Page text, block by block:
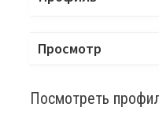
Просмотр
Посмотреть